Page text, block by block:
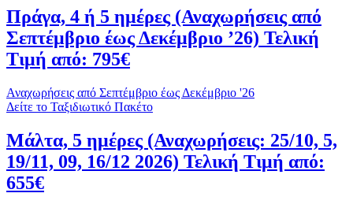
Πράγα, 4 ή 5 ημέρες (Αναχωρήσεις από
Σεπτέμβριο έως Δεκέμβριο ’26) Τελική
Τιμή από: 795€
Αναχωρήσεις από Σεπτέμβριο έως Δεκέμβριο '26
Δείτε το Ταξιδιωτικό Πακέτο
Μάλτα, 5 ημέρες (Αναχωρήσεις: 25/10, 5,
19/11, 09, 16/12 2026) Τελική Τιμή από:
655€